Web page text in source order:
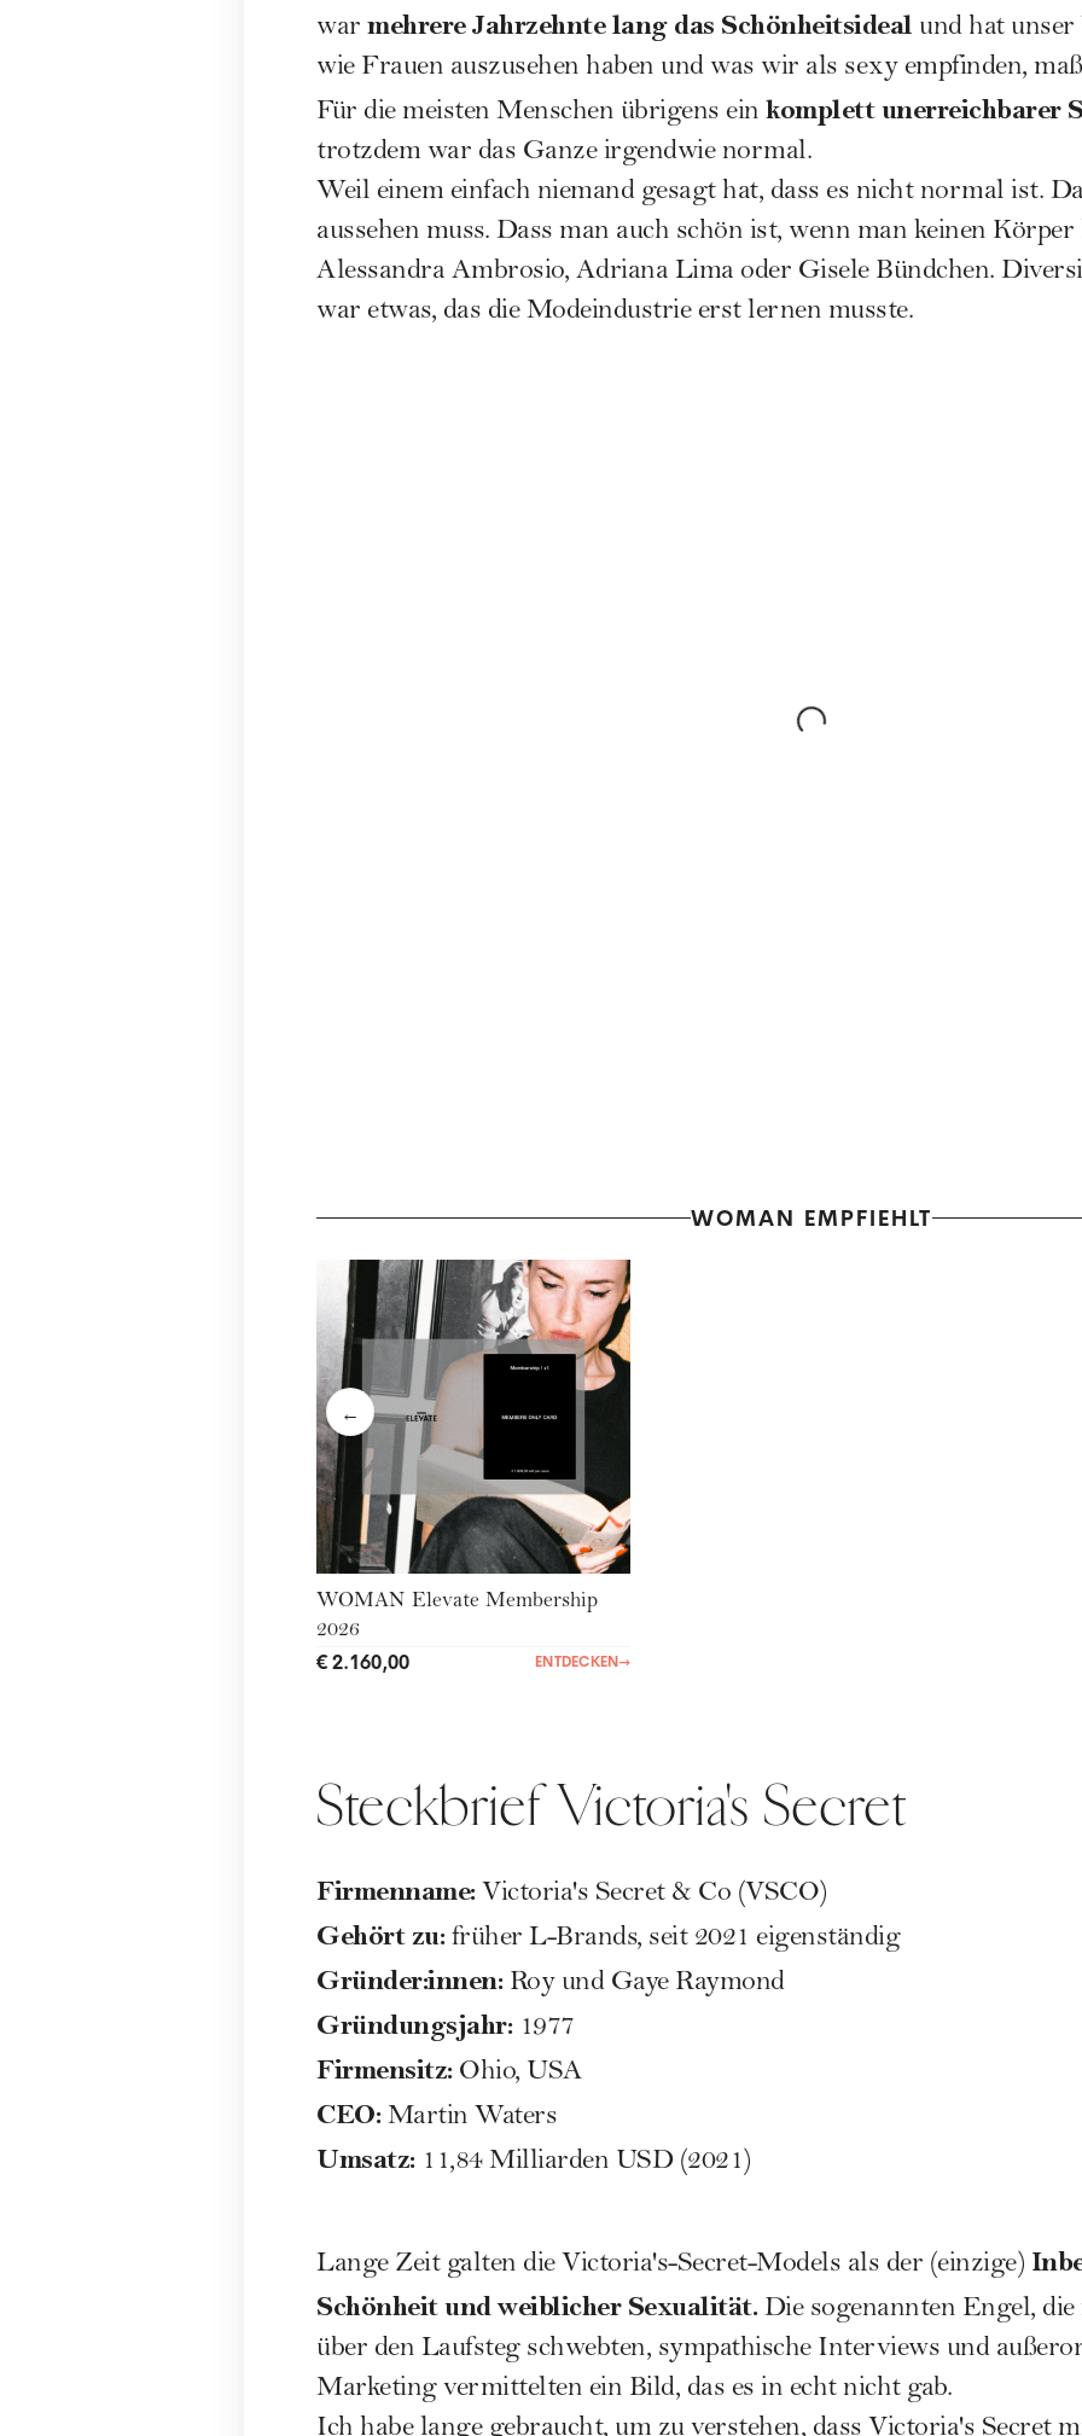
war mehrere Jahrzehnte lang das Schönheitsideal und hat
wie Frauen auszusehen haben und was wir als sexy empfinden,
Für die meisten Menschen übrigens ein komplett unerreichbarer
trotzdem war das Ganze irgendwie normal.
Weil einem einfach niemand gesagt hat, dass es nicht normal ist.
aussehen muss. Dass man auch schön ist, wenn man keinen
Alessandra Ambrosio, Adriana Lima oder Gisele Bündchen.
war etwas, das die Modeindustrie erst lernen musste.
WOMAN EMPFIEHLT
←
WOMAN Elevate Membership
2026
€ 2.160,00 ENTDECKEN→
Steckbrief Victoria's Secret
Firmenname:Victoria's Secret & Co (VSCO)
Gehört zu:früher L-Brands, seit 2021 eigenständig
Gründer:innen:Roy und Gaye Raymond
Gründungsjahr:1977
Firmensitz:Ohio, USA
CEO:Martin Waters
Umsatz:11,84 Milliarden USD (2021)
Lange Zeit galten die Victoria's-Secret-Models als der (einzige)
Schönheit und weiblicher Sexualität.Die sogenannten Engel,
über den Laufsteg schwebten, sympathische Interviews und
Marketing vermittelten ein Bild, das es in echt nicht gab.
Ich habe lange gebraucht, um zu verstehen, dass Victoria's Secret